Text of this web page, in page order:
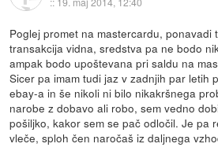
Poglej promet na mastercardu, ponavadi
transakcija vidna, sredstva pa ne bodo
ampak bodo upoštevana pri saldu na
Sicer pa imam tudi jaz v zadnjih par letih
ebay-a in še nikoli ni bilo nikakršnega
narobe z dobavo ali robo, sem vedno
pošiljko, kakor sem se pač odločil. Je pa
vleče, sploh čen naročaš iz daljnega